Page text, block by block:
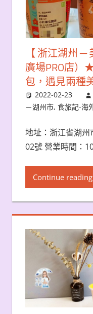
【 浙江湖州
廣場PRO店）
包，遇見兩種
2022-02-23
－湖州市, 食旅記-海
地址：浙江省湖
02號 營業時間：
Continue reading